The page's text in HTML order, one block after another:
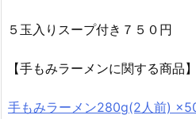
５玉入りスープ付き７５０円
【手もみラーメンに関する商品】
手もみラーメン280g(2人前)